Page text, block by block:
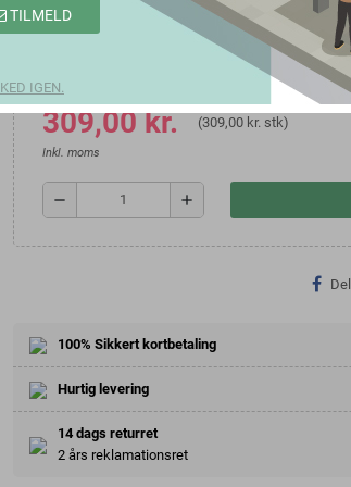
309,00 kr. (309,00 kr. stk)
Inkl. moms
remove add
Del
100% Sikkert kortbetaling
Hurtig levering
14 dags returret
2 års reklamationsret
TILMELD
IGEN.